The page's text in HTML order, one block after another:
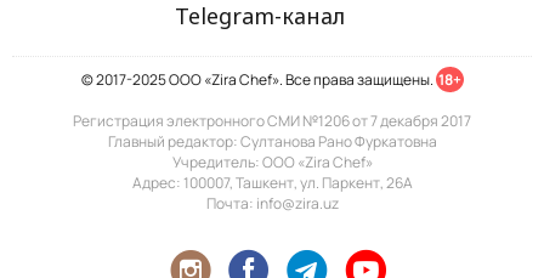
Telegram-канал
© 2017-2025 ООО «Zira Chef». Все права защищены. 18+
Регистрация электронного СМИ №1206 от 7 декабря 2017
Главный редактор: Султанова Рано Фуркатовна
Учредитель: ООО «Zira Chef»
Адрес: 100007, Ташкент, ул. Паркент, 26А
Почта: info@zira.uz